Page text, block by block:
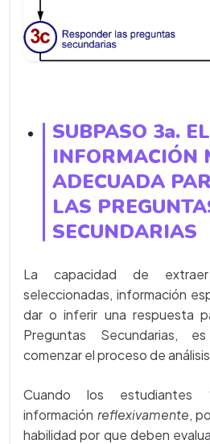
SUBPASO 3a.
INFORMACIÓN
ADECUADA
LAS
SECUNDARIAS
La capacidad de
seleccionadas, información
dar o inferir una respuesta
Preguntas Secundarias,
comenzar el proceso de
Cuando los estudiantes
información reflexivamente,
habilidad por que deben